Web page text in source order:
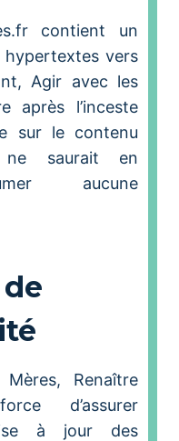
contient un
vers
Agir avec les
après l’inceste
sur le contenu
saurait en
aucune
Renaître
d’assurer
à jour des